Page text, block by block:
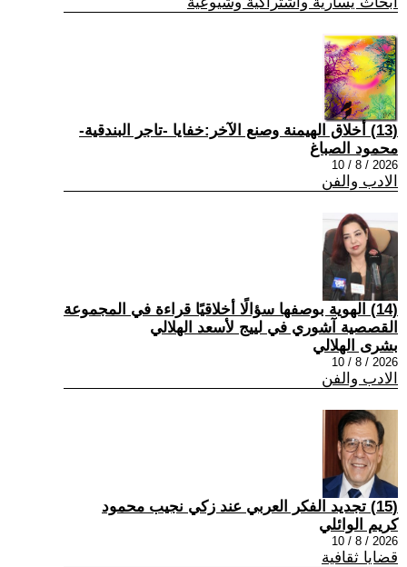
(13) أخلاق الهيمنة وصنع الآخر:خفايا -تاجر البندقية-
محمود الصباغ
2026 / 8 / 10
الادب والفن
(14) الهوية بوصفها سؤالًا أخلاقيًا قراءة في المجموعة
القصصية آشوري في لييج لأسعد الهلالي
بشرى الهلالي
2026 / 8 / 10
الادب والفن
(15) تجديد الفكر العربي عند زكي نجيب محمود
كريم الوائلي
2026 / 8 / 10
قضايا ثقافية